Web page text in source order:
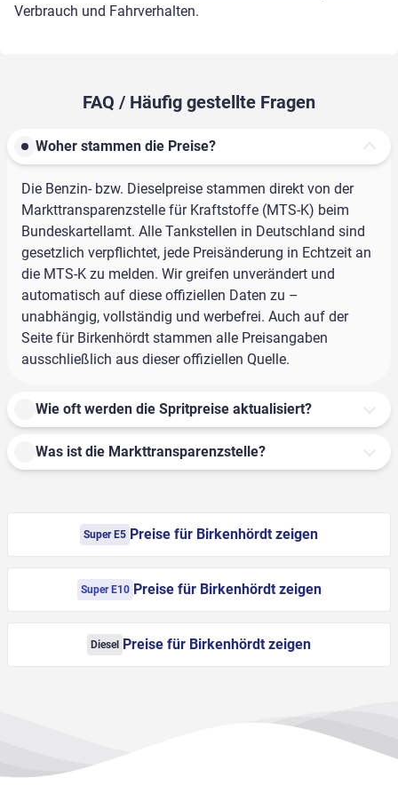
Verbrauch und Fahrverhalten.
FAQ / Häufig gestellte Fragen
Woher stammen die Preise?
Die Benzin- bzw. Dieselpreise stammen direkt von der
Markttransparenzstelle für Kraftstoffe (MTS-K) beim
Bundeskartellamt. Alle Tankstellen in Deutschland sind
gesetzlich verpflichtet, jede Preisänderung in Echtzeit an
die MTS-K zu melden. Wir greifen unverändert und
automatisch auf diese offiziellen Daten zu –
unabhängig, vollständig und werbefrei. Auch auf der
Seite für Birkenhördt stammen alle Preisangaben
ausschließlich aus dieser offiziellen Quelle.
Wie oft werden die Spritpreise aktualisiert?
Was ist die Markttransparenzstelle?
Super E5 Preise für Birkenhördt zeigen
Super E10 Preise für Birkenhördt zeigen
Diesel Preise für Birkenhördt zeigen